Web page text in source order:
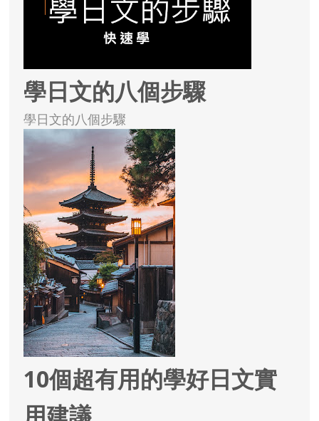
學日文的八個步驟
學日文的八個步驟
10個超有用的學好日文實